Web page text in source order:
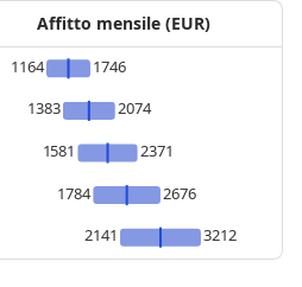
Affitto mensile (EUR)
1164
1746
1383
2074
1581
2371
1784
2676
2141
3212